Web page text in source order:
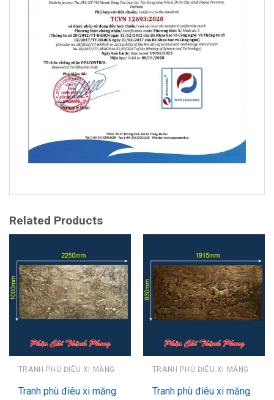
Related Products
TRANH PHÙ ĐIÊU XI MĂNG
Tranh phù điêu xi măng
TRANH PHÙ ĐIÊU XI MĂNG
Tranh phù điêu xi măng